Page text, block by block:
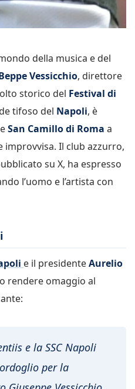
della musica e del
Vessicchio, direttore
storico del Festival di
tifoso del Napoli, è
San Camillo di Roma a
improvvisa. Il club azzurro,
su X, ha espresso
l’uomo e l’artista con
e il presidenteAurelio
rendere omaggio al
e la SSC Napoli
per la